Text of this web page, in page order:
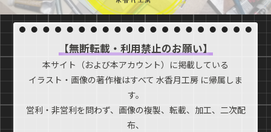
【無断転載・利用禁止のお願い】
本サイト（および本アカウント）に掲載している
イラスト・画像の著作権はすべて 水香月工房 に帰属しま
す。
営利・非営利を問わず、画像の複製、転載、加工、二次配
布、